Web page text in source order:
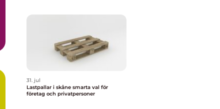
31. jul
Lastpallar i skåne smarta val för
företag och privatpersoner